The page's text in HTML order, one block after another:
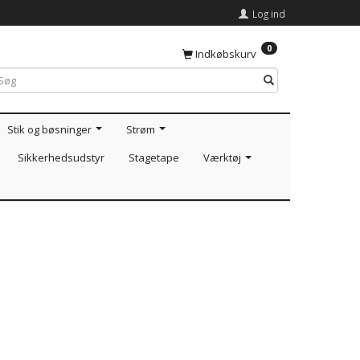
Log ind
Indkøbskurv 0
Stik og bøsninger
Strøm
Sikkerhedsudstyr
Stagetape Værktøj